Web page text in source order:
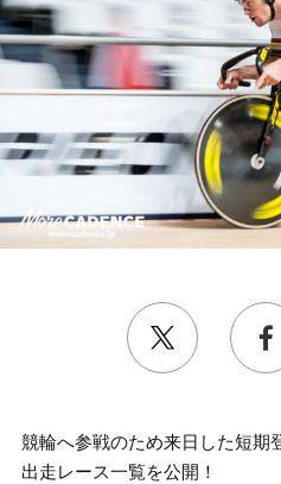
競輪へ参戦のため来日した短期
出走レース一覧を公開！